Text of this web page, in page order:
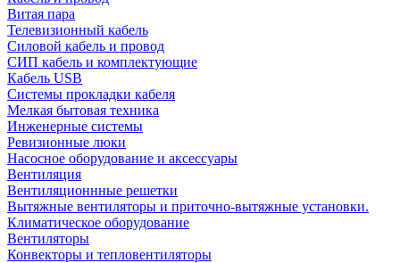
Витая пара
Телевизионный кабель
Силовой кабель и провод
СИП кабель и комплектующие
Кабель USB
Системы прокладки кабеля
Мелкая бытовая техника
Инженерные системы
Ревизионные люки
Насосное оборудование и аксессуары
Вентиляция
Вентиляционнные решетки
Вытяжные вентиляторы и приточно-вытяжные установки.
Климатическое оборудование
Вентиляторы
Конвекторы и тепловентиляторы